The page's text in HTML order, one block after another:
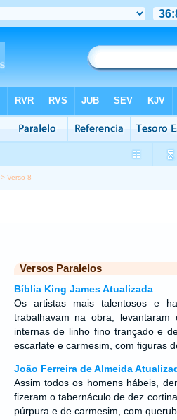
> Verso 8
Versos Paralelos
Bíblia King James Atualizada
Os artistas mais talentosos e
trabalhavam na obra,
internas de linho fino trançado e
escarlate e carmesim, com figuras
João Ferreira de Almeida
Assim todos os homens hábeis,
fizeram o tabernáculo de dez
púrpura e de carmesim, com